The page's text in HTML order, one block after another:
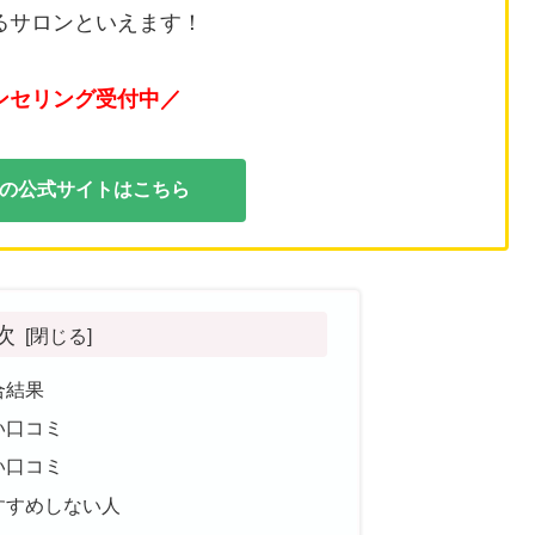
ロンといえます！
セリング受付中／
公式サイトはこちら
結果
コミ
コミ
めしない人